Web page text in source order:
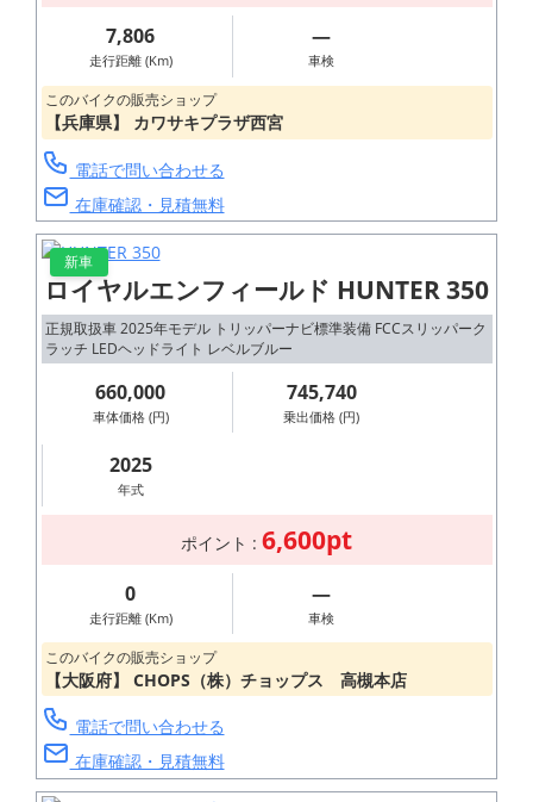
7,806
走行距離 (Km)
―
車検
このバイクの販売ショップ
【兵庫県】 カワサキプラザ西宮
電話で問い合わせる
在庫確認・見積無料
新車
ロイヤルエンフィールド HUNTER 350
正規取扱車 2025年モデル トリッパーナビ標準装備 FCCスリッパーク
ラッチ LEDヘッドライト レベルブルー
660,000
車体価格 (円)
745,740
乗出価格 (円)
2025
年式
ポイント : 6,600pt
0
走行距離 (Km)
―
車検
このバイクの販売ショップ
【大阪府】 CHOPS（株）チョップス 高槻本店
電話で問い合わせる
在庫確認・見積無料